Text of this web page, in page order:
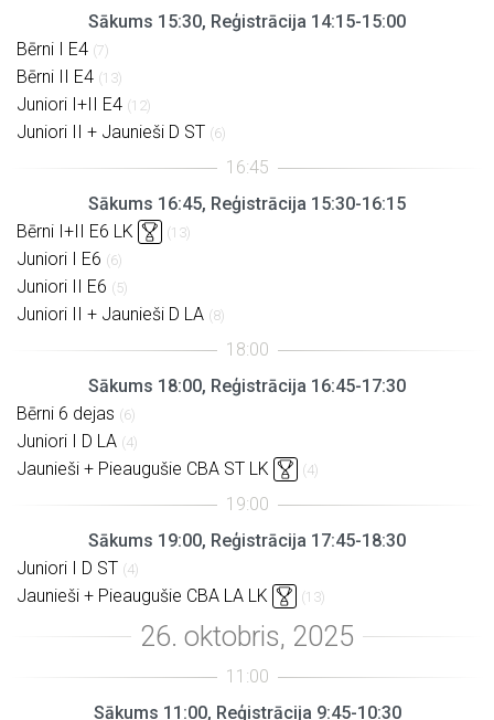
Sākums 15:30, Reģistrācija 14:15-15:00
Bērni I E4 (7)
Bērni II E4 (13)
Juniori I+II E4 (12)
Juniori II + Jaunieši D ST (6)
Sākums 16:45, Reģistrācija 15:30-16:15
Bērni I+II E6 LK
(13)
Juniori I E6 (6)
Juniori II E6 (5)
Juniori II + Jaunieši D LA (8)
Sākums 18:00, Reģistrācija 16:45-17:30
Bērni 6 dejas (6)
Juniori I D LA (4)
Jaunieši + Pieaugušie CBA ST LK (4)
Sākums 19:00, Reģistrācija 17:45-18:30
Juniori I D ST (4)
Jaunieši + Pieaugušie CBA LA LK (13)
Sākums 11:00, Reģistrācija 9:45-10:30